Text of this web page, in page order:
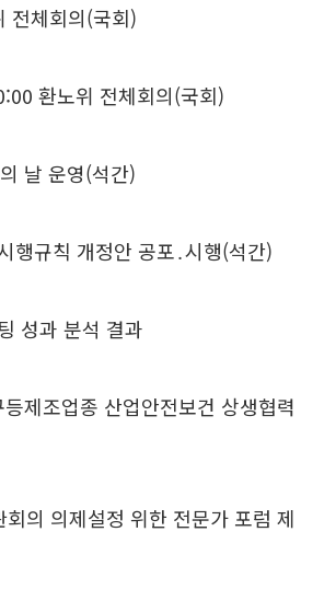
전체회의(국회)
환노위 전체회의(국회)
날 운영(석간)
행규칙 개정안 공포․시행(석간)
성과 분석 결과
제조업종 산업안전보건 상생협력
의 의제설정 위한 전문가 포럼 제